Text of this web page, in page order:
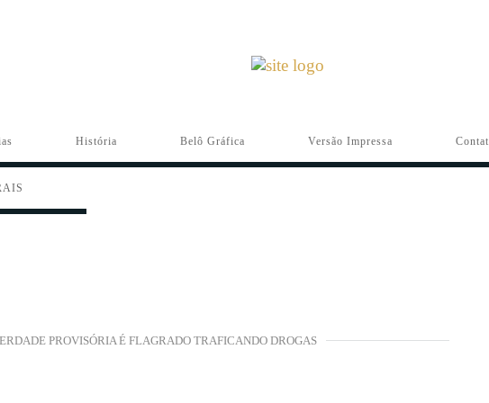
História Belô Gráfica Versão Impressa
PROVISÓRIA É FLAGRADO TRAFICANDO DROGAS